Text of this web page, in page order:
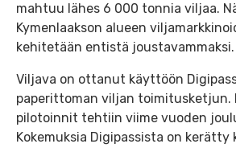
mahtuu lähes 6 000 tonnia viljaa.
Kymenlaakson alueen
kehitetään entistä joustavammaksi.
Viljava on ottanut käyttöön
paperittoman viljan toimitusketjun.
pilotoinnit tehtiin viime vuoden
Kokemuksia Digipassista on kerätty